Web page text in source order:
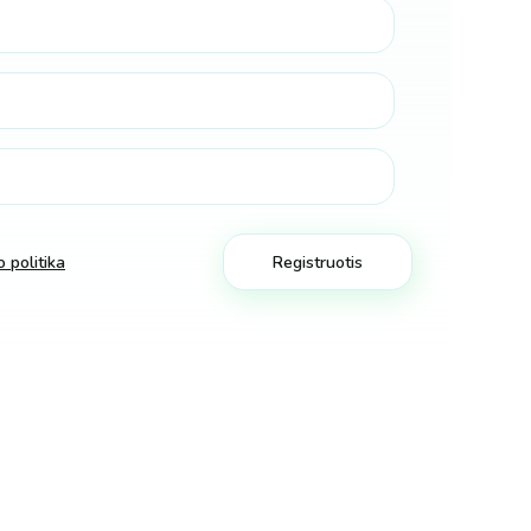
politika